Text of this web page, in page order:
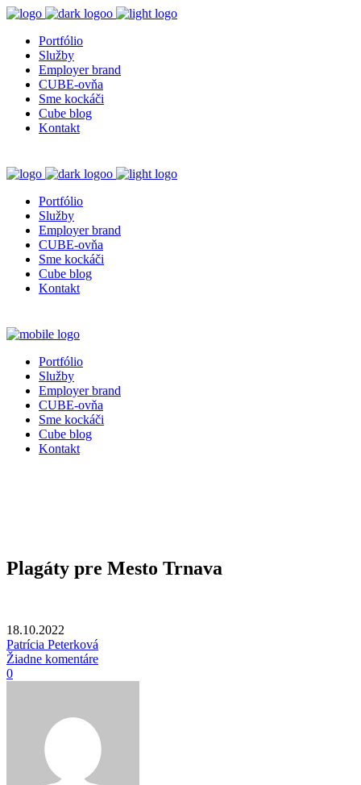
Portfólio
Služby
Employer brand
CUBE-ovňa
Sme kockáči
Cube blog
Kontakt
Portfólio
Služby
Employer brand
CUBE-ovňa
Sme kockáči
Cube blog
Kontakt
Portfólio
Služby
Employer brand
CUBE-ovňa
Sme kockáči
Cube blog
Kontakt
Plagáty pre Mesto Trnava
18.10.2022
Patrícia Peterková
Žiadne komentáre
0